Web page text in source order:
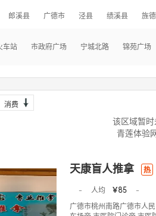
郎溪县 广德市 泾县 绩溪县 旌
车站 市政府广场 宁城北路 锦苑广场
消费
该区域暂
青莲体验
天康盲人推拿 热
- 人均 ￥85
-
广德市桃州南路广德市人